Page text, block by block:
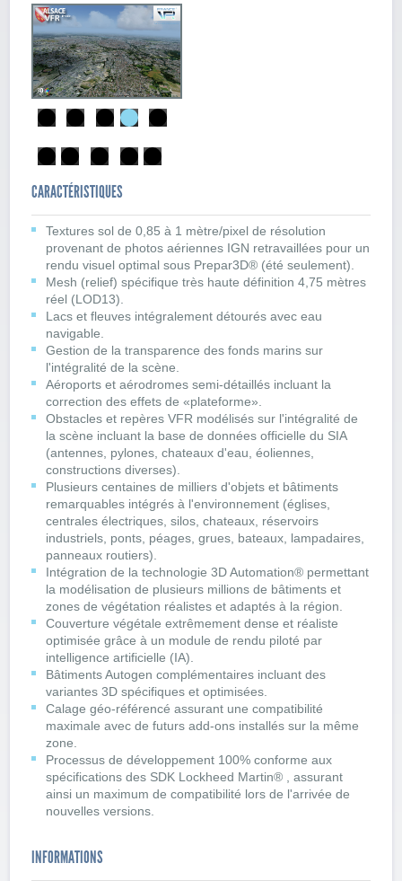
CARACTÉRISTIQUES
Textures sol de 0,85 à 1 mètre/pixel de résolution
provenant de photos aériennes IGN retravaillées pour un
rendu visuel optimal sous Prepar3D® (été seulement).
Mesh (relief) spécifique très haute définition 4,75 mètres
réel (LOD13).
Lacs et fleuves intégralement détourés avec eau
navigable.
Gestion de la transparence des fonds marins sur
l'intégralité de la scène.
Aéroports et aérodromes semi-détaillés incluant la
correction des effets de «plateforme».
Obstacles et repères VFR modélisés sur l'intégralité de
la scène incluant la base de données officielle du SIA
(antennes, pylones, chateaux d'eau, éoliennes,
constructions diverses).
Plusieurs centaines de milliers d'objets et bâtiments
remarquables intégrés à l'environnement (églises,
centrales électriques, silos, chateaux, réservoirs
industriels, ponts, péages, grues, bateaux, lampadaires,
panneaux routiers).
Intégration de la technologie 3D Automation® permettant
la modélisation de plusieurs millions de bâtiments et
zones de végétation réalistes et adaptés à la région.
Couverture végétale extrêmement dense et réaliste
optimisée grâce à un module de rendu piloté par
intelligence artificielle (IA).
Bâtiments Autogen complémentaires incluant des
variantes 3D spécifiques et optimisées.
Calage géo-référencé assurant une compatibilité
maximale avec de futurs add-ons installés sur la même
zone.
Processus de développement 100% conforme aux
spécifications des SDK Lockheed Martin® , assurant
ainsi un maximum de compatibilité lors de l'arrivée de
nouvelles versions.
INFORMATIONS